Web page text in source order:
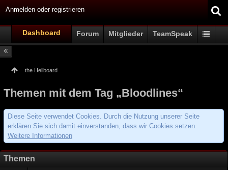
Anmelden oder registrieren
Dashboard Forum Mitglieder TeamSpeak
the Hellboard
Themen mit dem Tag „Bloodlines“
Diese Seite verwendet Cookies. Durch die Nutzung unserer Seite
erklären Sie sich damit einverstanden, dass wir Cookies setzen.
Weitere Informationen
Themen